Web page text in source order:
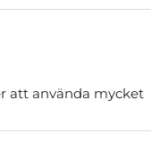
att använda mycket